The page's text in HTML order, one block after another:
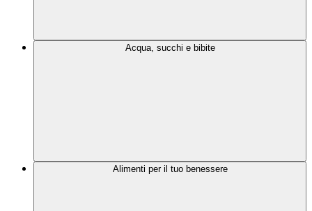
Acqua, succhi e bibite
Alimenti per il tuo benessere